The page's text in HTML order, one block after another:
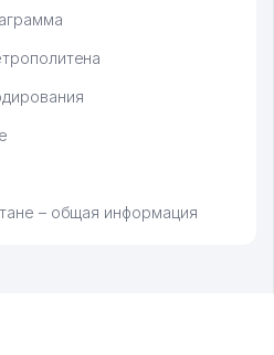
– общая информация